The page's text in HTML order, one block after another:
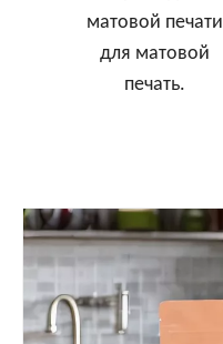
матовой печати
для матовой
печать.